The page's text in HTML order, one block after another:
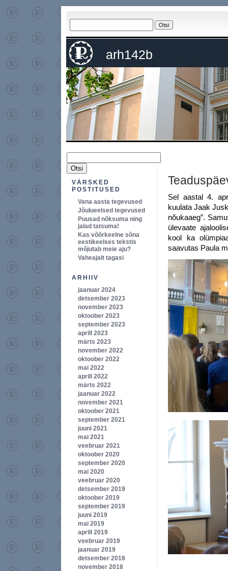
arh142b
Sel aastal 4.
kuulata Jaak
nõukaaeg”.
ülevaate
kool ka
saavutas Paula
VÄRSKED
POSTITUSED
Vana aasta tegevused
Jõulueelsed tegevused
Puusad nõksuma ning
jalad tatsuma!
Kas võõrkeelne sõna
eestikeelses tekstis
mõjutab meie aju?
Vaheajalt tagasi
ARHIIV
jaanuar 2024
detsember 2023
november 2023
oktoober 2023
september 2023
aprill 2023
märts 2023
november 2022
oktoober 2022
mai 2022
aprill 2022
märts 2022
jaanuar 2022
november 2021
oktoober 2021
september 2021
juuni 2021
mai 2021
veebruar 2021
oktoober 2020
september 2020
mai 2020
veebruar 2020
detsember 2019
oktoober 2019
september 2019
juuni 2019
mai 2019
aprill 2019
veebruar 2019
jaanuar 2019
detsember 2018
november 2018